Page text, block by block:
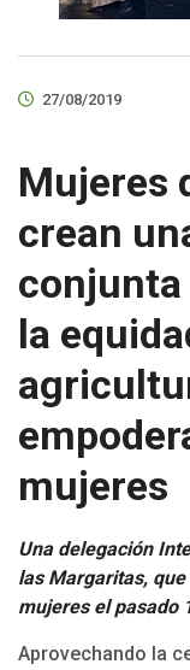
27/08/2019
Mujeres
crean
la
mujeres
Una delegación
las Margaritas,
mujeres el pasado
Aprovechando la